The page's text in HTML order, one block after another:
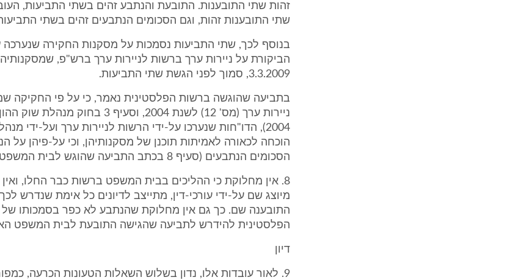
זהות שתי התובענות. התובעת והנתבע זהים בשתי התביעות,
שתי התובענות זהות, וגם הסכומים הנתבעים זהים בשתי התביעות (כ-
בנוסף לכך, שתי התביעות נסמכות על מסקנות החקירה שנערכה
הביקורת על ניירות ערך ברשות לניירות ערך ברש"פ, שמסקנותיה
3.3.2009, סמוך לפני הגשת שתי התביעות.
2004), הדו"חות שנערכו על-ידי הרשות לניירות ערך ועל-ידי
הוכחה לכאורה לאמיתות תוכנן של מסקנותיהן, וכי על-פיהן על
הסכומים הנתבעים (סעיף 8 בכתב התביעה שהוגש לבית המשפט ברש"פ).
8. אין מחלוקת כי ההליכים בבית המשפט ברשות כבר החלו,
מיוצג שם על-ידי עורכי-דין, מתייצב לדיונים כל אימת שנדרש
התובענה שם. כך גם אין מחלוקת שהנתבע לא כפר בסמכותו
הפלסטינית להידרש לתביעה שהגישה התובעת לבית המשפט
דיון
9. לאור עובדות אלו, נדון בשלוש השאלות הטעונות הכרעה,